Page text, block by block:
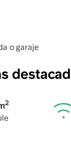
o garaje
2